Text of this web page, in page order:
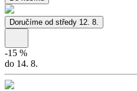
Doručíme od středy 12. 8.
-15 %
do 14. 8.